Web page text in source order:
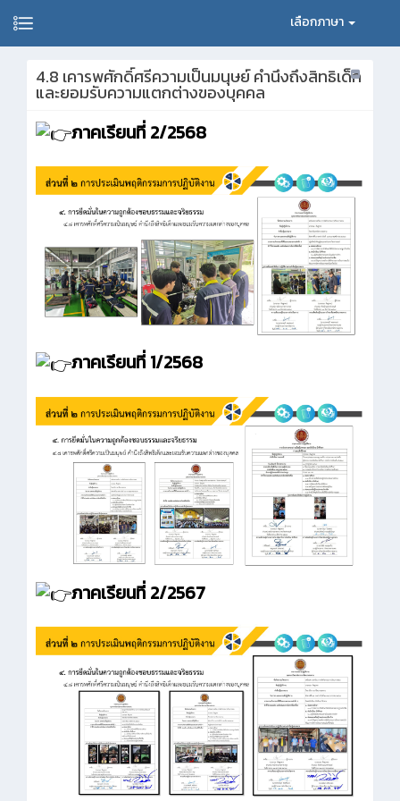
เลือกภาษา
4.8 เคารพศักดิ์ศรีความเป็นมนุษย์ คำนึงถึงสิทธิเด็ก
และยอมรับความแตกต่างของบุคคล
ภาคเรียนที่ 2/2568
ภาคเรียนที่ 1/2568
ภาคเรียนที่ 2/2567